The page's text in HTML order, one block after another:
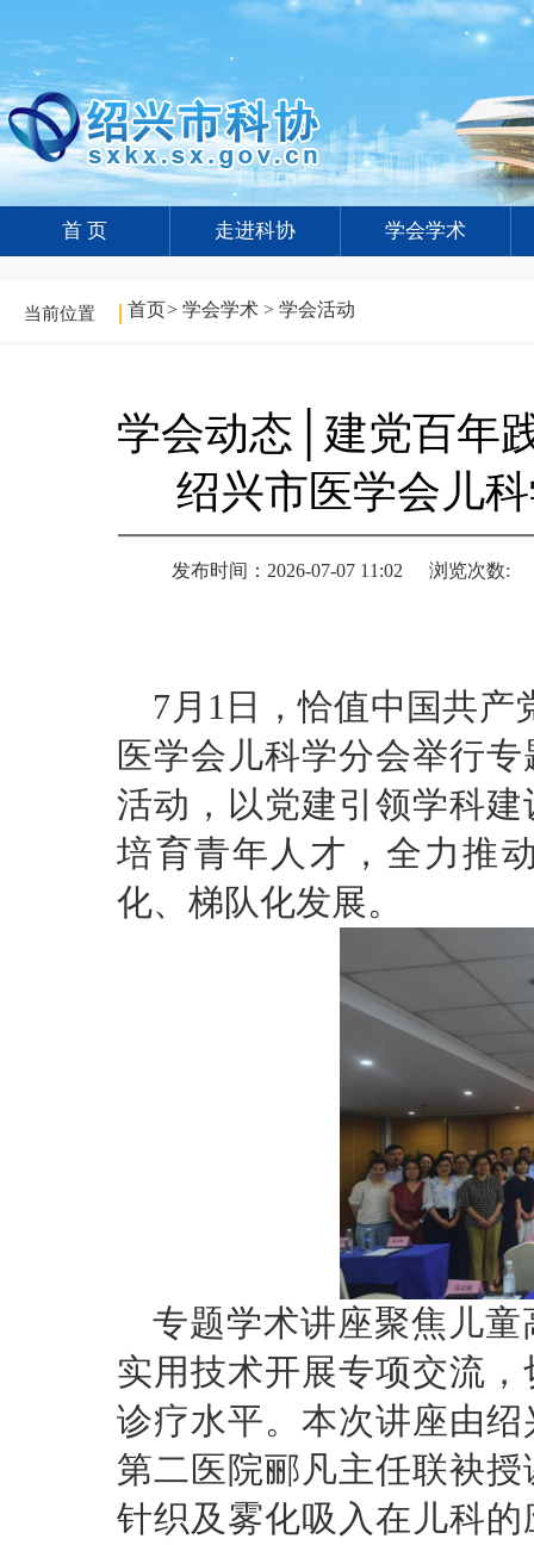
首 页 走进科协 学会学术
当前位置 首页> 学会学术 > 学会活动
学会动态│建党百年
绍兴市医学会儿
发布时间：2026-07-07 11:02 浏览次数:
7月1日，恰值中国共产
医学会儿科学分会举行
活动，以党建引领学科
培育青年人才，全力推
化、梯队化发展。
专题学术讲座聚焦儿
实用技术开展专项交流
诊疗水平。本次讲座由
第二医院郦凡主任联袂
针织及雾化吸入在儿科